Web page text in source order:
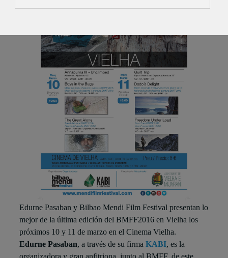
Edurne Pasaban y Bilbao Mendi Film Festival presentan lo
mejor de la última edición del BMFF2016 en Vielha los
próximos 10 y 11 de marzo en el Cinema Vielha.
Edurne Pasaban, a través de su firma KABI, es la